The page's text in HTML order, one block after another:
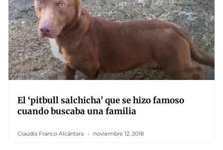
El ‘pitbull salchicha’ que se hizo famoso
cuando buscaba una familia
Claudia Franco Alcántara noviembre 12, 2018